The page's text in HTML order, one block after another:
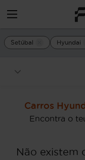
Setúbal Hyundai
Carros
Encontra o
Não existem